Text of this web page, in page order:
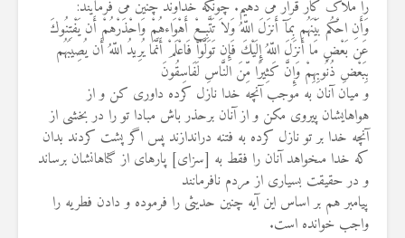
را ملاک کار قرار می دهیم. چونکه خداوند چنین می فرمایند:
وَأَنِ احْكُم بَيْنَهُم بِمَآ أَنزَلَ اللّهُ وَلاَ تَتَّبِعْ أَهْوَاءهُمْ وَاحْذَرْهُمْ أَن يَفْتِنُوكَ
عَن بَعْضِ مَا أَنزَلَ اللّهُ إِلَيْكَ فَإِن تَوَلَّوْاْ فَاعْلَمْ أَنَّمَا يُرِيدُ اللّهُ أَن يُصِيبَهُم
بِبَعْضِ ذُنُوبِهِمْ وَإِنَّ كَثِيرًا مِّنَ النَّاسِ لَفَاسِقُونَ
و ميان آنان به موجب آنچه خدا نازل كرده داورى كن و از
هواهايشان پيروى مكن و از آنان برحذر باش مبادا تو را در بخشى از
آنچه خدا بر تو نازل كرده به فتنه دراندازند پس اگر پشت كردند بدان
كه خدا مى‏خواهد آنان را فقط به [سزاى] پاره‏اى از گناهانشان برساند
و در حقيقت بسيارى از مردم نافرمانند
پیامبر هم بر اساس این آیه چنین حدیثی را فرموده و دادن فطریه را
واجب خوانده است.